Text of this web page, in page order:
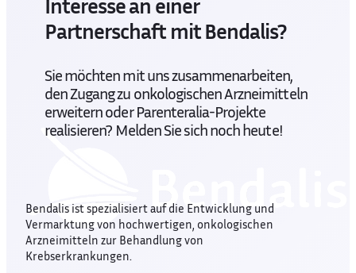
Interesse an einer
Partnerschaft mit Bendalis?
Sie möchten mit uns zusammenarbeiten,
den Zugang zu onkologischen Arzneimitteln
erweitern oder Parenteralia-Projekte
realisieren? Melden Sie sich noch heute!
Bendalis ist spezialisiert auf die Entwicklung und
Vermarktung von hochwertigen, onkologischen
Arzneimitteln zur Behandlung von
Krebserkrankungen.